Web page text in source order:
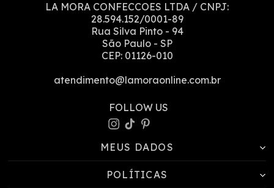
LA MORA CONFECCOES LTDA / CNPJ:
28.594.152/0001-89
Rua Silva Pinto - 94
São Paulo - SP
CEP: 01126-010
atendimento@lamoraonline.com.br
MEUS DADOS
POLÍTICAS